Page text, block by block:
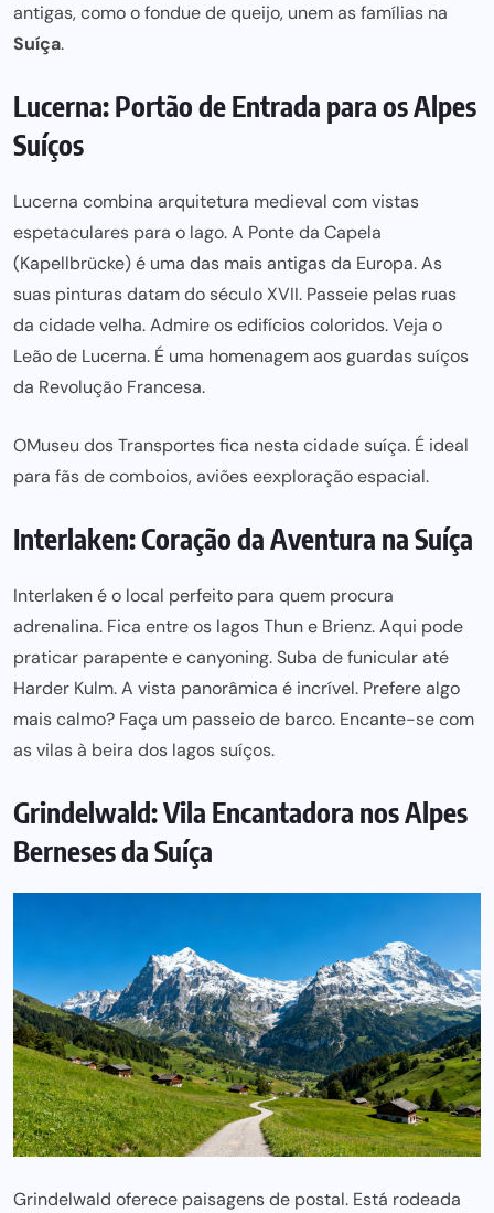
antigas, como o fondue de queijo, unem as famílias na
Suíça.
Lucerna: Portão de Entrada para os Alpes
Suíços
Lucerna combina arquitetura medieval com vistas
espetaculares para o lago. A Ponte da Capela
(Kapellbrücke) é uma das mais antigas da Europa. As
suas pinturas datam doséculo XVII. Passeie pelas ruas
da cidade velha. Admire os edifícios coloridos. Veja o
Leão de Lucerna. É uma homenagem aosguardas suíços
da Revolução Francesa.
OMuseu dos Transportes fica nesta cidade suíça. É ideal
para fãs de comboios, aviões eexploração espacial.
Interlaken: Coração da Aventura na Suíça
Interlaken é o local perfeito para quem procura
adrenalina. Fica entre os lagos Thun e Brienz. Aqui pode
praticar parapenteecanyoning. Suba defunicularaté
Harder Kulm. A vista panorâmica é incrível. Prefere algo
mais calmo? Faça um passeio de barco. Encante-se com
asvilasà beira dos lagos suíços.
Grindelwald: Vila Encantadora nos Alpes
Berneses da Suíça
Grindelwald oferece paisagens de postal. Está rodeada